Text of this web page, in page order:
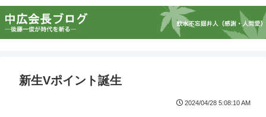
新生Vポイント誕生
2024/04/28 5:08:10 AM